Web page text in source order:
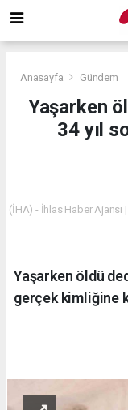
Anasayfa Gündem
Yaşarken
34 yıl
(İHA) - İhlas Haber Ajansı
Yaşarken öldü
gerçek kimliğine